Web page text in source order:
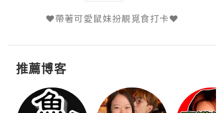
推薦博客